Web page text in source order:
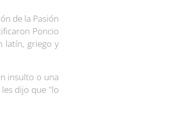
de la Pasión
Poncio
latín, griego y
insulto o una
dijo que "lo